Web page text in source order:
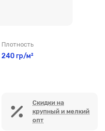
Плотность
240 гр/м²
Скидки на
крупный и мелкий
опт